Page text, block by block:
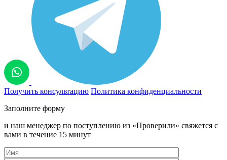
Получить консультацию Политика конфиденциальности
Заполните форму
и наш менеджер по поступлению из «Проверили» свяжется с
вами в течение 15 минут